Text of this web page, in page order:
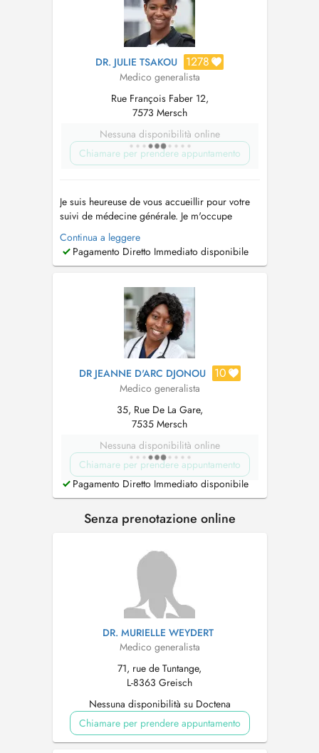
DR. JULIE TSAKOU 1278
Medico generalista
Rue François Faber 12,
7573 Mersch
Nessuna disponibilità online
Chiamare per prendere appuntamento
Je suis heureuse de vous accueillir pour votre
suivi de médecine générale. Je m'occupe
également de la santé des enfants dès la
naissance jusqu'à l'âge adulte, y compris les
vaccins. Ainsi que de la santé de la femme (
également des échographies abdomin...
Continua a leggere
Pagamento Diretto Immediato disponibile
DR JEANNE D'ARC DJONOU 10
Medico generalista
35, Rue De La Gare,
7535 Mersch
Nessuna disponibilità online
Chiamare per prendere appuntamento
Pagamento Diretto Immediato disponibile
Senza prenotazione online
DR. MURIELLE WEYDERT
Medico generalista
71, rue de Tuntange,
L-8363 Greisch
Nessuna disponibilità su Doctena
Chiamare per prendere appuntamento